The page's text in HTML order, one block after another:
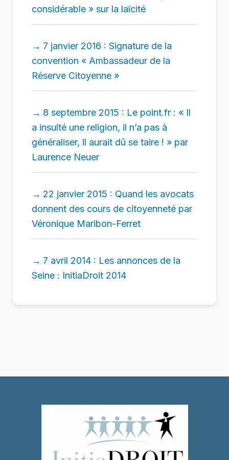
considérable » sur la laïcité
7 janvier 2016 : Signature de la
convention « Ambassadeur de la
Réserve Citoyenne »
8 septembre 2015 : Le point.fr : « Il
a insulté une religion, il n’a pas à
généraliser, il aurait dû se taire ! » par
Laurence Neuer
22 janvier 2015 : Quand les avocats
donnent des cours de citoyenneté par
Véronique Maribon-Ferret
7 avril 2014 : Les annonces de la
Seine : InitiaDroit 2014